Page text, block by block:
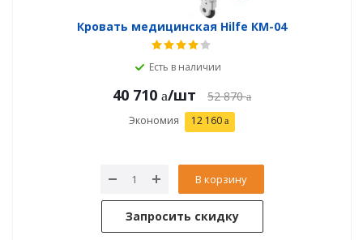
Кровать медицинская Hilfe КМ-04
Есть в наличии
40 710 /шт 52 870
Экономия 12 160
В корзину
Запросить скидку